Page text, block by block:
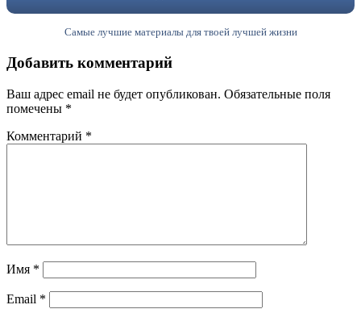
Самые лучшие материалы для твоей лучшей жизни
Добавить комментарий
Ваш адрес email не будет опубликован. Обязательные поля
помечены *
Комментарий *
Имя *
Email *